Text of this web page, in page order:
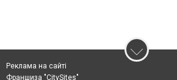
Реклама на сайті
Франшиза "CitySites"